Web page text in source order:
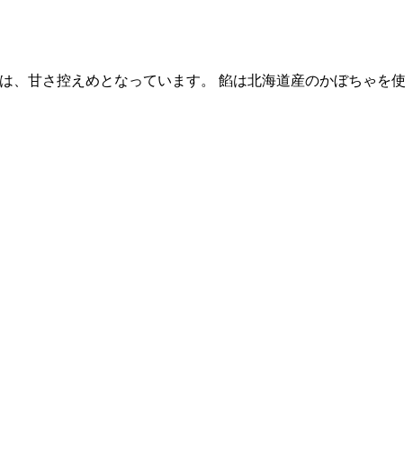
、甘さ控えめとなっています。 餡は北海道産のかぼちゃを使